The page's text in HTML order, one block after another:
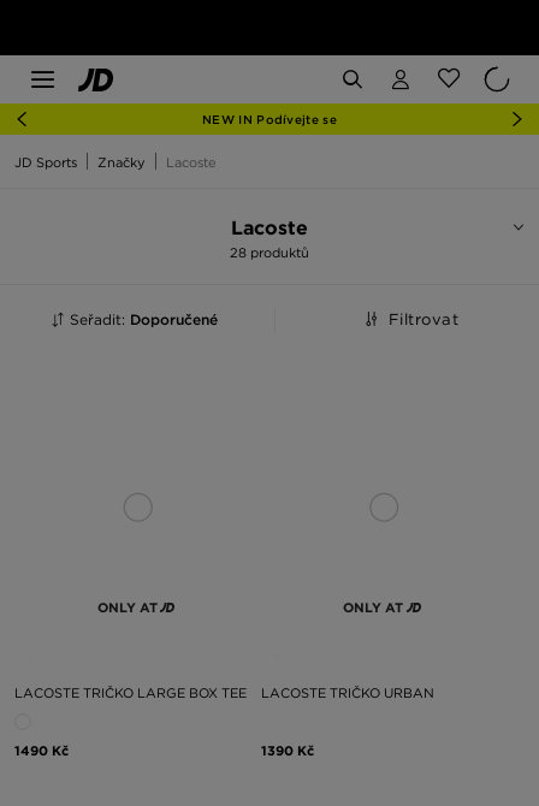
NEW IN Podívejte se
JD Sports Značky Lacoste
Lacoste
28 produktů
Seřadit: Doporučené Filtrovat
ONLY AT
LACOSTE TRIČKO LARGE BOX TEE
1490 Kč
ONLY AT
LACOSTE TRIČKO URBAN
1390 Kč